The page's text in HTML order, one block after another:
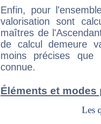
Enfin, pour
valorisation sont
maîtres de
de calcul demeure
moins précises que
connue.
Éléments et modes